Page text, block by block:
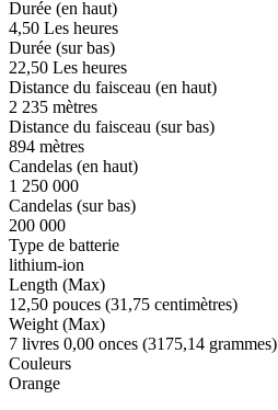
Durée (en haut)
4,50 Les heures
Durée (sur bas)
22,50 Les heures
Distance du faisceau (en haut)
2 235 mètres
Distance du faisceau (sur bas)
894 mètres
Candelas (en haut)
1 250 000
Candelas (sur bas)
200 000
Type de batterie
lithium-ion
Length (Max)
12,50 pouces (31,75 centimètres)
Weight (Max)
7 livres 0,00 onces (3175,14 grammes)
Couleurs
Orange